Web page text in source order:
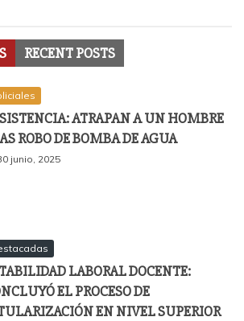
RECENT POSTS
ATRAPAN A UN HOMBRE
ROBO DE BOMBA DE AGUA
junio, 2025
LABORAL DOCENTE:
EL PROCESO DE
EN NIVEL SUPERIOR